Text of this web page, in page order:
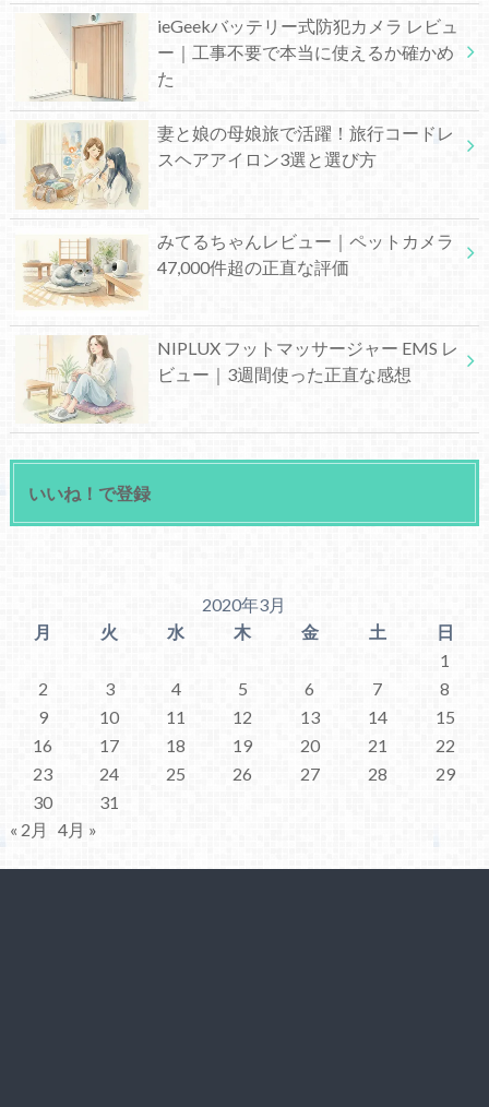
ieGeekバッテリー式防犯カメラ レビュ
ー｜工事不要で本当に使えるか確かめ
た
妻と娘の母娘旅で活躍！旅行コードレ
スヘアアイロン3選と選び方
みてるちゃんレビュー｜ペットカメラ
47,000件超の正直な評価
NIPLUX フットマッサージャー EMS レ
ビュー｜3週間使った正直な感想
いいね！で登録
2020年3月
月
火 水 木 金 土
日
1
2
3 4 5 6 7
8
9
10 11 12 13 14
15
16
17 18 19 20 21
22
23
24 25 26 27 28
29
30
31
« 2月
4月 »